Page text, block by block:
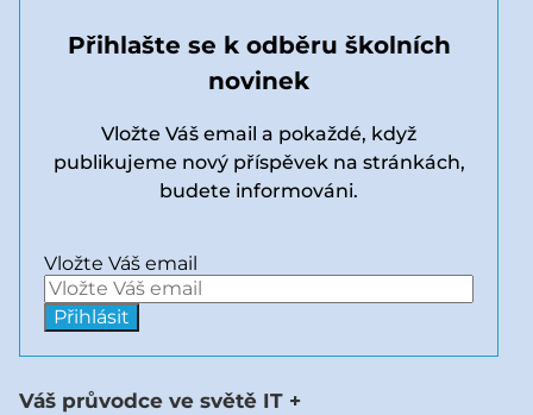
Přihlašte se k odběru školních
novinek
Vložte Váš email a pokaždé, když
publikujeme nový příspěvek na stránkách,
budete informováni.
Vložte Váš email
Váš průvodce ve světě IT +